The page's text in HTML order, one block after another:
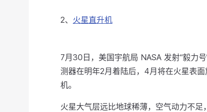
2、 火星直升机
7月30日，美国宇航局 NASA 发射“毅力
测器在明年2月着陆后，4月将在火星表
机。
火星大气层远比地球稀薄，空气动力不